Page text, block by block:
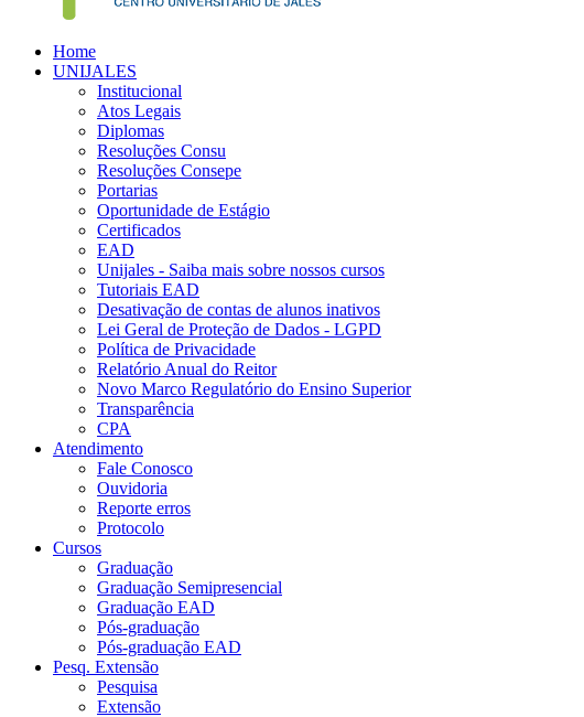
Home
UNIJALES
Institucional
Atos Legais
Diplomas
Resoluções Consu
Resoluções Consepe
Portarias
Oportunidade de Estágio
Certificados
EAD
Unijales - Saiba mais sobre nossos cursos
Tutoriais EAD
Desativação de contas de alunos inativos
Lei Geral de Proteção de Dados - LGPD
Política de Privacidade
Relatório Anual do Reitor
Novo Marco Regulatório do Ensino Superior
Transparência
CPA
Atendimento
Fale Conosco
Ouvidoria
Reporte erros
Protocolo
Cursos
Graduação
Graduação Semipresencial
Graduação EAD
Pós-graduação
Pós-graduação EAD
Pesq. Extensão
Pesquisa
Extensão